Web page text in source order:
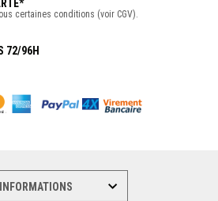
certaines conditions (voir CGV).
72/96H